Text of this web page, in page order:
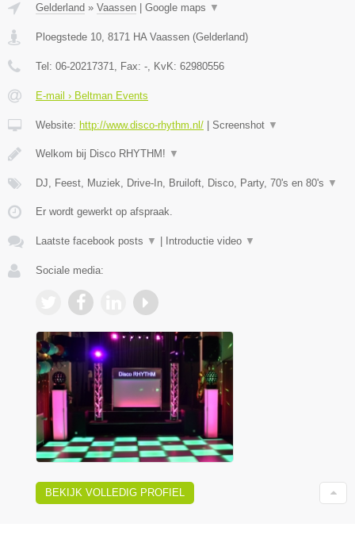
Gelderland » Vaassen | Google maps ▼
Ploegstede 10 8171 HA Vaassen (Gelderland)
Tel: 06-20217371 , Fax: - , KvK: 62980556
E-mail › Beltman Events
Website: http://www.disco-rhythm.nl/ | Screenshot ▼
Welkom bij Disco RHYTHM! ▼
DJ, Feest, Muziek, Drive-In, Bruiloft, Disco, Party, 70's en 80's ▼
Er wordt gewerkt op afspraak.
Laatste facebook posts ▼ | Introductie video ▼
Sociale media:
BEKIJK VOLLEDIG PROFIEL